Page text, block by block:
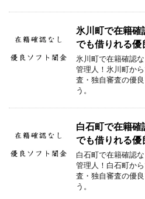
氷川町で在籍確
でも借りれる優
氷川町で在籍確認
管理人！氷川町か
査・独自審査の優
う。
白石町で在籍確
でも借りれる優
白石町で在籍確認
管理人！白石町か
査・独自審査の優
う。